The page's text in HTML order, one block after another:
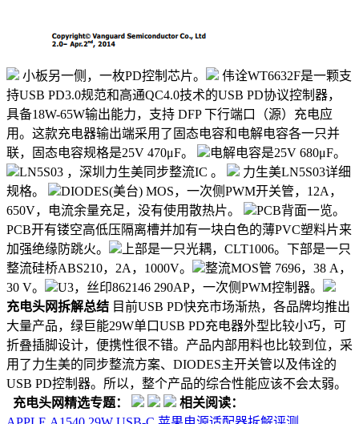
小板另一侧，一枚PD控制芯片。
伟诠WT6632F是一颗支
持USB PD3.0规范和高通QC4.0技术的USB PD协议控制器，
具备18W-65W输出能力，支持 DFP 下行端口（源）充电应
用。这款充电器输出端采用了固态电容和电解电容各一只并
联，固态电容规格是25V 470μF。
电解电容是25V 680μF。
LN5S03 ，深圳力生美同步整流IC 。
力生美LN5S03详细
规格。
DIODES(美台) MOS，一次侧PWM开关管，12A，
650V，电流余量充足，没有使用散热片。
PCB背面一览。
PCB开有镂空高低压隔离槽并加有一块白色的薄PVC塑料片来
加强绝缘防跳火。
上部是一只光耦，CLT1006。下部是一只
整流硅桥ABS210，2A，1000V。
整流MOS管 7696，38 A，
30 V。
U3，丝印862146 290AP，一次侧PWM控制器。
充电头网拆解总结 目前USB PD快充市场渐热，各品牌均推出
大量产品，绿巨能29W单口USB PD充电器外型比较小巧，可
折叠插脚设计，便携性很不错。产品内部用料也比较到位，采
用了力生美的同步整流方案、DIODES主开关管以及伟诠的
USB PD控制器。所以，整个产品的综合性能应该不会太弱。
充电头网精选专题：
相关阅读：